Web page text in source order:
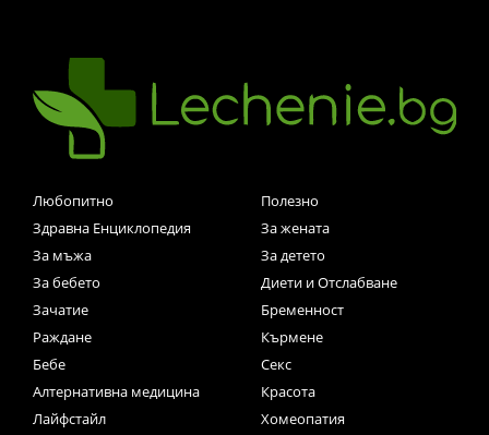
Любопитно
Полезно
Здравна Енциклопедия
За жената
За мъжа
За детето
За бебето
Диети и Отслабване
Зачатие
Бременност
Раждане
Кърмене
Бебе
Секс
Алтернативна медицина
Красота
Лайфстайл
Хомеопатия